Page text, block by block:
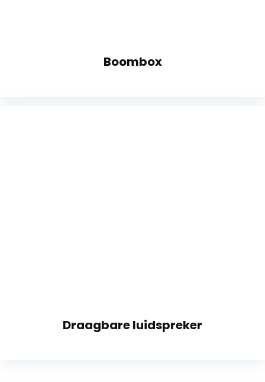
Boombox
Draagbare luidspreker